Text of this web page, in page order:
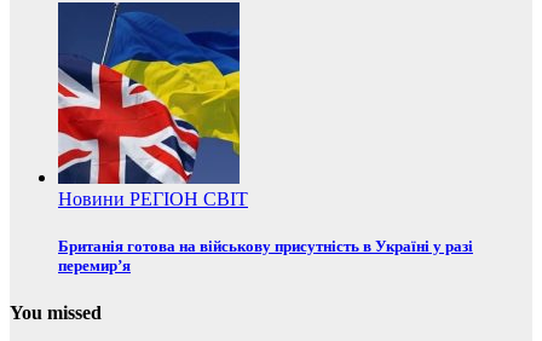
Новини РЕГІОН СВІТ
Британія готова на військову присутність в Україні у разі
перемир’я
You missed